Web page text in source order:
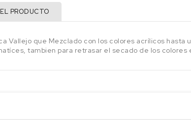
PRODUCTO
Vallejo que Mezclado con los colores acrílicos hasta
tambien para retrasar el secado de los colores